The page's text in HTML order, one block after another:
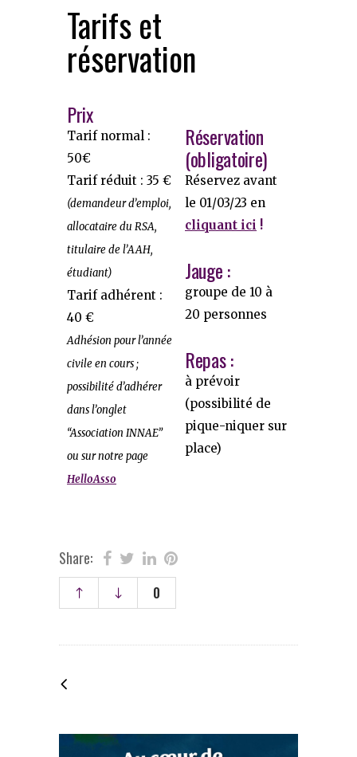
Tarifs et
réservation
Prix
Tarif normal :
50€
Tarif réduit : 35 €
(demandeur d’emploi,
allocataire du RSA,
titulaire de l’AAH,
étudiant)
Tarif adhérent :
40 €
Adhésion pour l’année
civile en cours ;
possibilité d’adhérer
dans l’onglet
“Association INNAE”
ou sur notre page
HelloAsso
Réservation
(obligatoire)
Réservez avant
le 01/03/23 en
cliquant ici !
Jauge :
groupe de 10 à
20 personnes
Repas :
à prévoir
(possibilité de
pique-niquer sur
place)
Share:
0